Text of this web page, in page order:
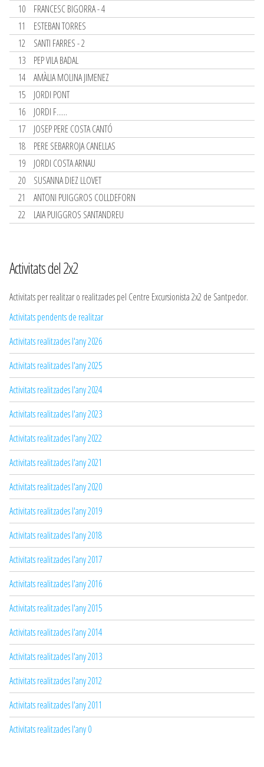
10
FRANCESC BIGORRA - 4
11
ESTEBAN TORRES
12
SANTI FARRES - 2
13
PEP VILA BADAL
14
AMÀLIA MOLINA JIMENEZ
15
JORDI PONT
16
JORDI F......
17
JOSEP PERE COSTA CANTÓ
18
PERE SEBARROJA CANELLAS
19
JORDI COSTA ARNAU
20
SUSANNA DIEZ LLOVET
21
ANTONI PUIGGROS COLLDEFORN
22
LAIA PUIGGROS SANTANDREU
Activitats del 2x2
Activitats per realitzar o realitzades pel Centre Excursionista 2x2 de Santpedor.
Activitats pendents de realitzar
Activitats realitzades l'any 2026
Activitats realitzades l'any 2025
Activitats realitzades l'any 2024
Activitats realitzades l'any 2023
Activitats realitzades l'any 2022
Activitats realitzades l'any 2021
Activitats realitzades l'any 2020
Activitats realitzades l'any 2019
Activitats realitzades l'any 2018
Activitats realitzades l'any 2017
Activitats realitzades l'any 2016
Activitats realitzades l'any 2015
Activitats realitzades l'any 2014
Activitats realitzades l'any 2013
Activitats realitzades l'any 2012
Activitats realitzades l'any 2011
Activitats realitzades l'any 0